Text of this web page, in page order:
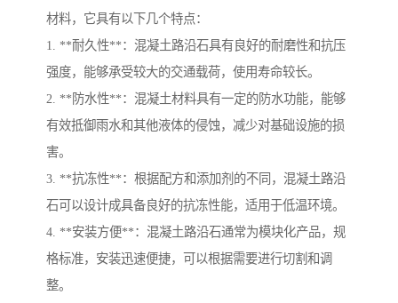
材料，它具有以下几个特点：
1. **耐久性**：混凝土路沿石具有良好的耐磨性和抗压
强度，能够承受较大的交通载荷，使用寿命较长。
2. **防水性**：混凝土材料具有一定的防水功能，能够
有效抵御雨水和其他液体的侵蚀，减少对基础设施的损
害。
3. **抗冻性**：根据配方和添加剂的不同，混凝土路沿
石可以设计成具备良好的抗冻性能，适用于低温环境。
4. **安装方便**：混凝土路沿石通常为模块化产品，规
格标准，安装迅速便捷，可以根据需要进行切割和调
整。